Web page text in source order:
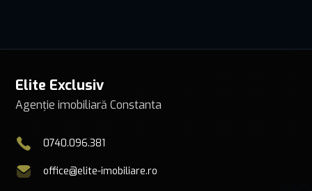
Elite Exclusiv
Agenție imobiliară Constanta
0740.096.381
office@elite-imobiliare.ro